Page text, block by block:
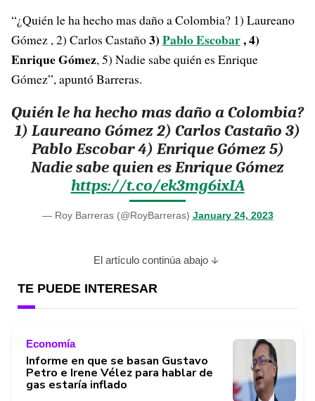
“¿Quién le ha hecho mas daño a Colombia? 1) Laureano
Gómez , 2) Carlos Castaño3)Pablo Escobar, 4)
Enrique Gómez, 5) Nadie sabe quién es Enrique
Gómez”, apuntó Barreras.
Quién le ha hecho mas daño a Colombia?
1) Laureano Gómez 2) Carlos Castaño 3)
Pablo Escobar 4) Enrique Gómez 5)
Nadie sabe quien es Enrique Gómez
https://t.co/ek3mg6ixIA
— Roy Barreras (@RoyBarreras) January 24, 2023
El artículo continúa abajo
TE PUEDE INTERESAR
Economía
Informe en que se basan Gustavo
Petro e Irene Vélez para hablar de
gas estaría inflado